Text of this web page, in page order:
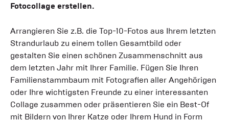
Fotocollage erstellen.
Arrangieren Sie z.B. die Top-10-Fotos aus Ihrem letzten
Strandurlaub zu einem tollen Gesamtbild oder
gestalten Sie einen schönen Zusammenschnitt aus
dem letzten Jahr mit Ihrer Familie. Fügen Sie Ihren
Familienstammbaum mit Fotografien aller Angehörigen
oder Ihre wichtigsten Freunde zu einer interessanten
Collage zusammen oder präsentieren Sie ein Best-Of
mit Bildern von Ihrer Katze oder Ihrem Hund in Form